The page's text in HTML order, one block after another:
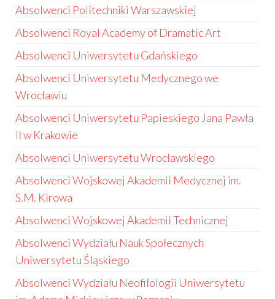
Absolwenci Politechniki Warszawskiej
Absolwenci Royal Academy of Dramatic Art
Absolwenci Uniwersytetu Gdańskiego
Absolwenci Uniwersytetu Medycznego we
Wrocławiu
Absolwenci Uniwersytetu Papieskiego Jana Pawła
II w Krakowie
Absolwenci Uniwersytetu Wrocławskiego
Absolwenci Wojskowej Akademii Medycznej im.
S.M. Kirowa
Absolwenci Wojskowej Akademii Technicznej
Absolwenci Wydziału Nauk Społecznych
Uniwersytetu Śląskiego
Absolwenci Wydziału Neofilologii Uniwersytetu